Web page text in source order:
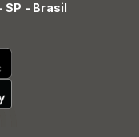
SP - Brasil